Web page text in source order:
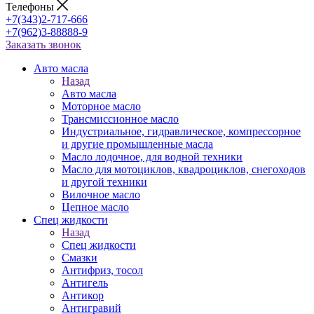
Телефоны
+7(343)2-717-666
+7(962)3-88888-9
Заказать звонок
Авто масла
Назад
Авто масла
Моторное масло
Трансмиссионное масло
Индустриальное, гидравлическое, компрессорное
и другие промышленные масла
Масло лодочное, для водной техники
Масло для мотоциклов, квадроциклов, снегоходов
и другой техники
Вилочное масло
Цепное масло
Спец жидкости
Назад
Спец жидкости
Смазки
Антифриз, тосол
Антигель
Антикор
Антигравий